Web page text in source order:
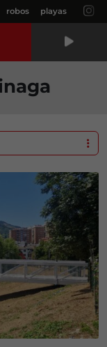
robos playas